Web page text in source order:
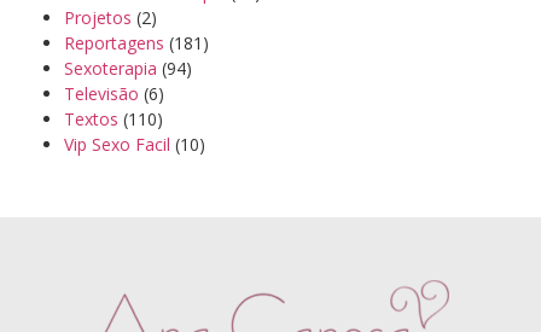
Projetos (2)
Reportagens (181)
Sexoterapia (94)
Televisão (6)
Textos (110)
Vip Sexo Facil (10)